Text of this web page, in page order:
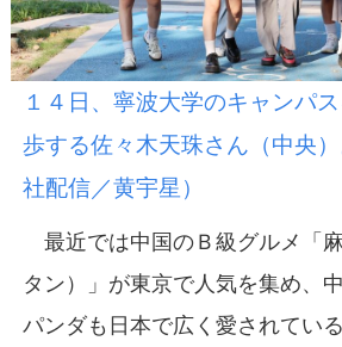
１４日、寧波大学のキャンパ
歩する佐々木天珠さん（中央
社配信／黄宇星）
最近では中国のＢ級グルメ「
タン）」が東京で人気を集め、
パンダも日本で広く愛されてい